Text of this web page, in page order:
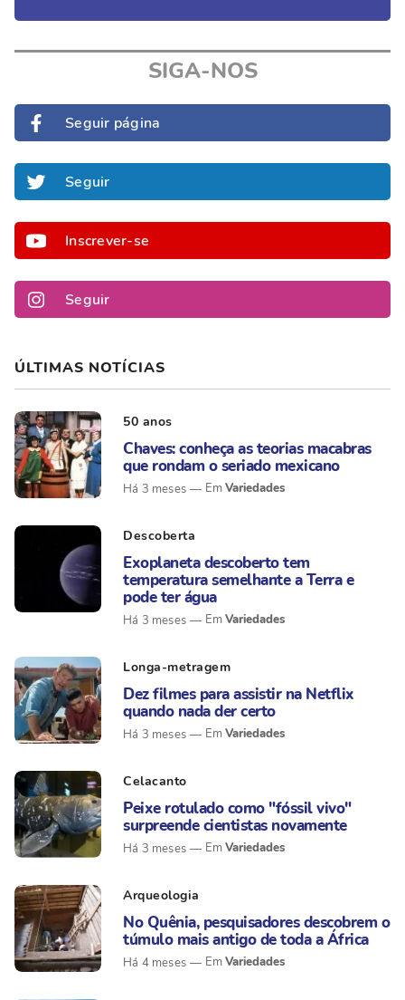
SIGA-NOS
Seguir página
Seguir
Inscrever-se
Seguir
ÚLTIMAS NOTÍCIAS
50 anos
Chaves: conheça as teorias macabras
que rondam o seriado mexicano
Há 3 meses Variedades
Descoberta
Exoplaneta descoberto tem
temperatura semelhante a Terra e
pode ter água
Há 3 meses Variedades
Longa-metragem
Dez filmes para assistir na Netflix
quando nada der certo
Há 3 meses Variedades
Celacanto
Peixe rotulado como "fóssil vivo"
surpreende cientistas novamente
Há 3 meses Variedades
Arqueologia
No Quênia, pesquisadores descobrem o
túmulo mais antigo de toda a África
Há 4 meses Variedades